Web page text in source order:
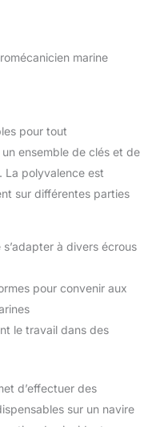
marine
pour tout
ensemble de clés et de
La polyvalence est
sur différentes parties
à divers écrous
pour convenir aux
le travail dans des
d’effectuer des
sur un navire